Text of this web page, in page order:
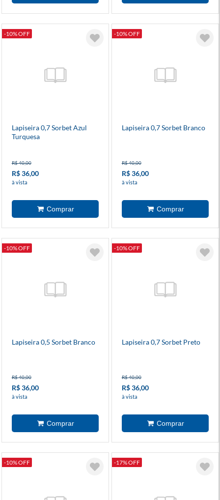
-10% OFF
Lapiseira 0,7 Sorbet Azul
Turquesa
R$ 40,00
R$ 36,00
à vista
-10% OFF
Lapiseira 0,7 Sorbet Branco
R$ 40,00
R$ 36,00
à vista
-10% OFF
Lapiseira 0,5 Sorbet Branco
R$ 40,00
R$ 36,00
à vista
-10% OFF
Lapiseira 0,7 Sorbet Preto
R$ 40,00
R$ 36,00
à vista
-10% OFF -17% OFF